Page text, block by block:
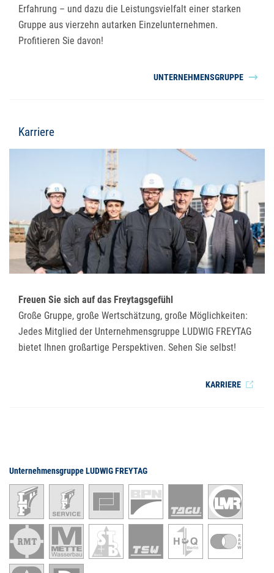
Erfahrung – und dazu die Leistungsvielfalt einer starken
Gruppe aus vierzehn autarken Einzelunternehmen.
Profitieren Sie davon!
UNTERNEHMENSGRUPPE
Karriere
Freuen Sie sich auf das Freytagsgefühl
Große Gruppe, große Wertschätzung, große Möglichkeiten:
Jedes Mitglied der Unternehmensgruppe LUDWIG FREYTAG
bietet Ihnen großartige Perspektiven. Sehen Sie selbst!
KARRIERE
Unternehmensgruppe LUDWIG FREYTAG